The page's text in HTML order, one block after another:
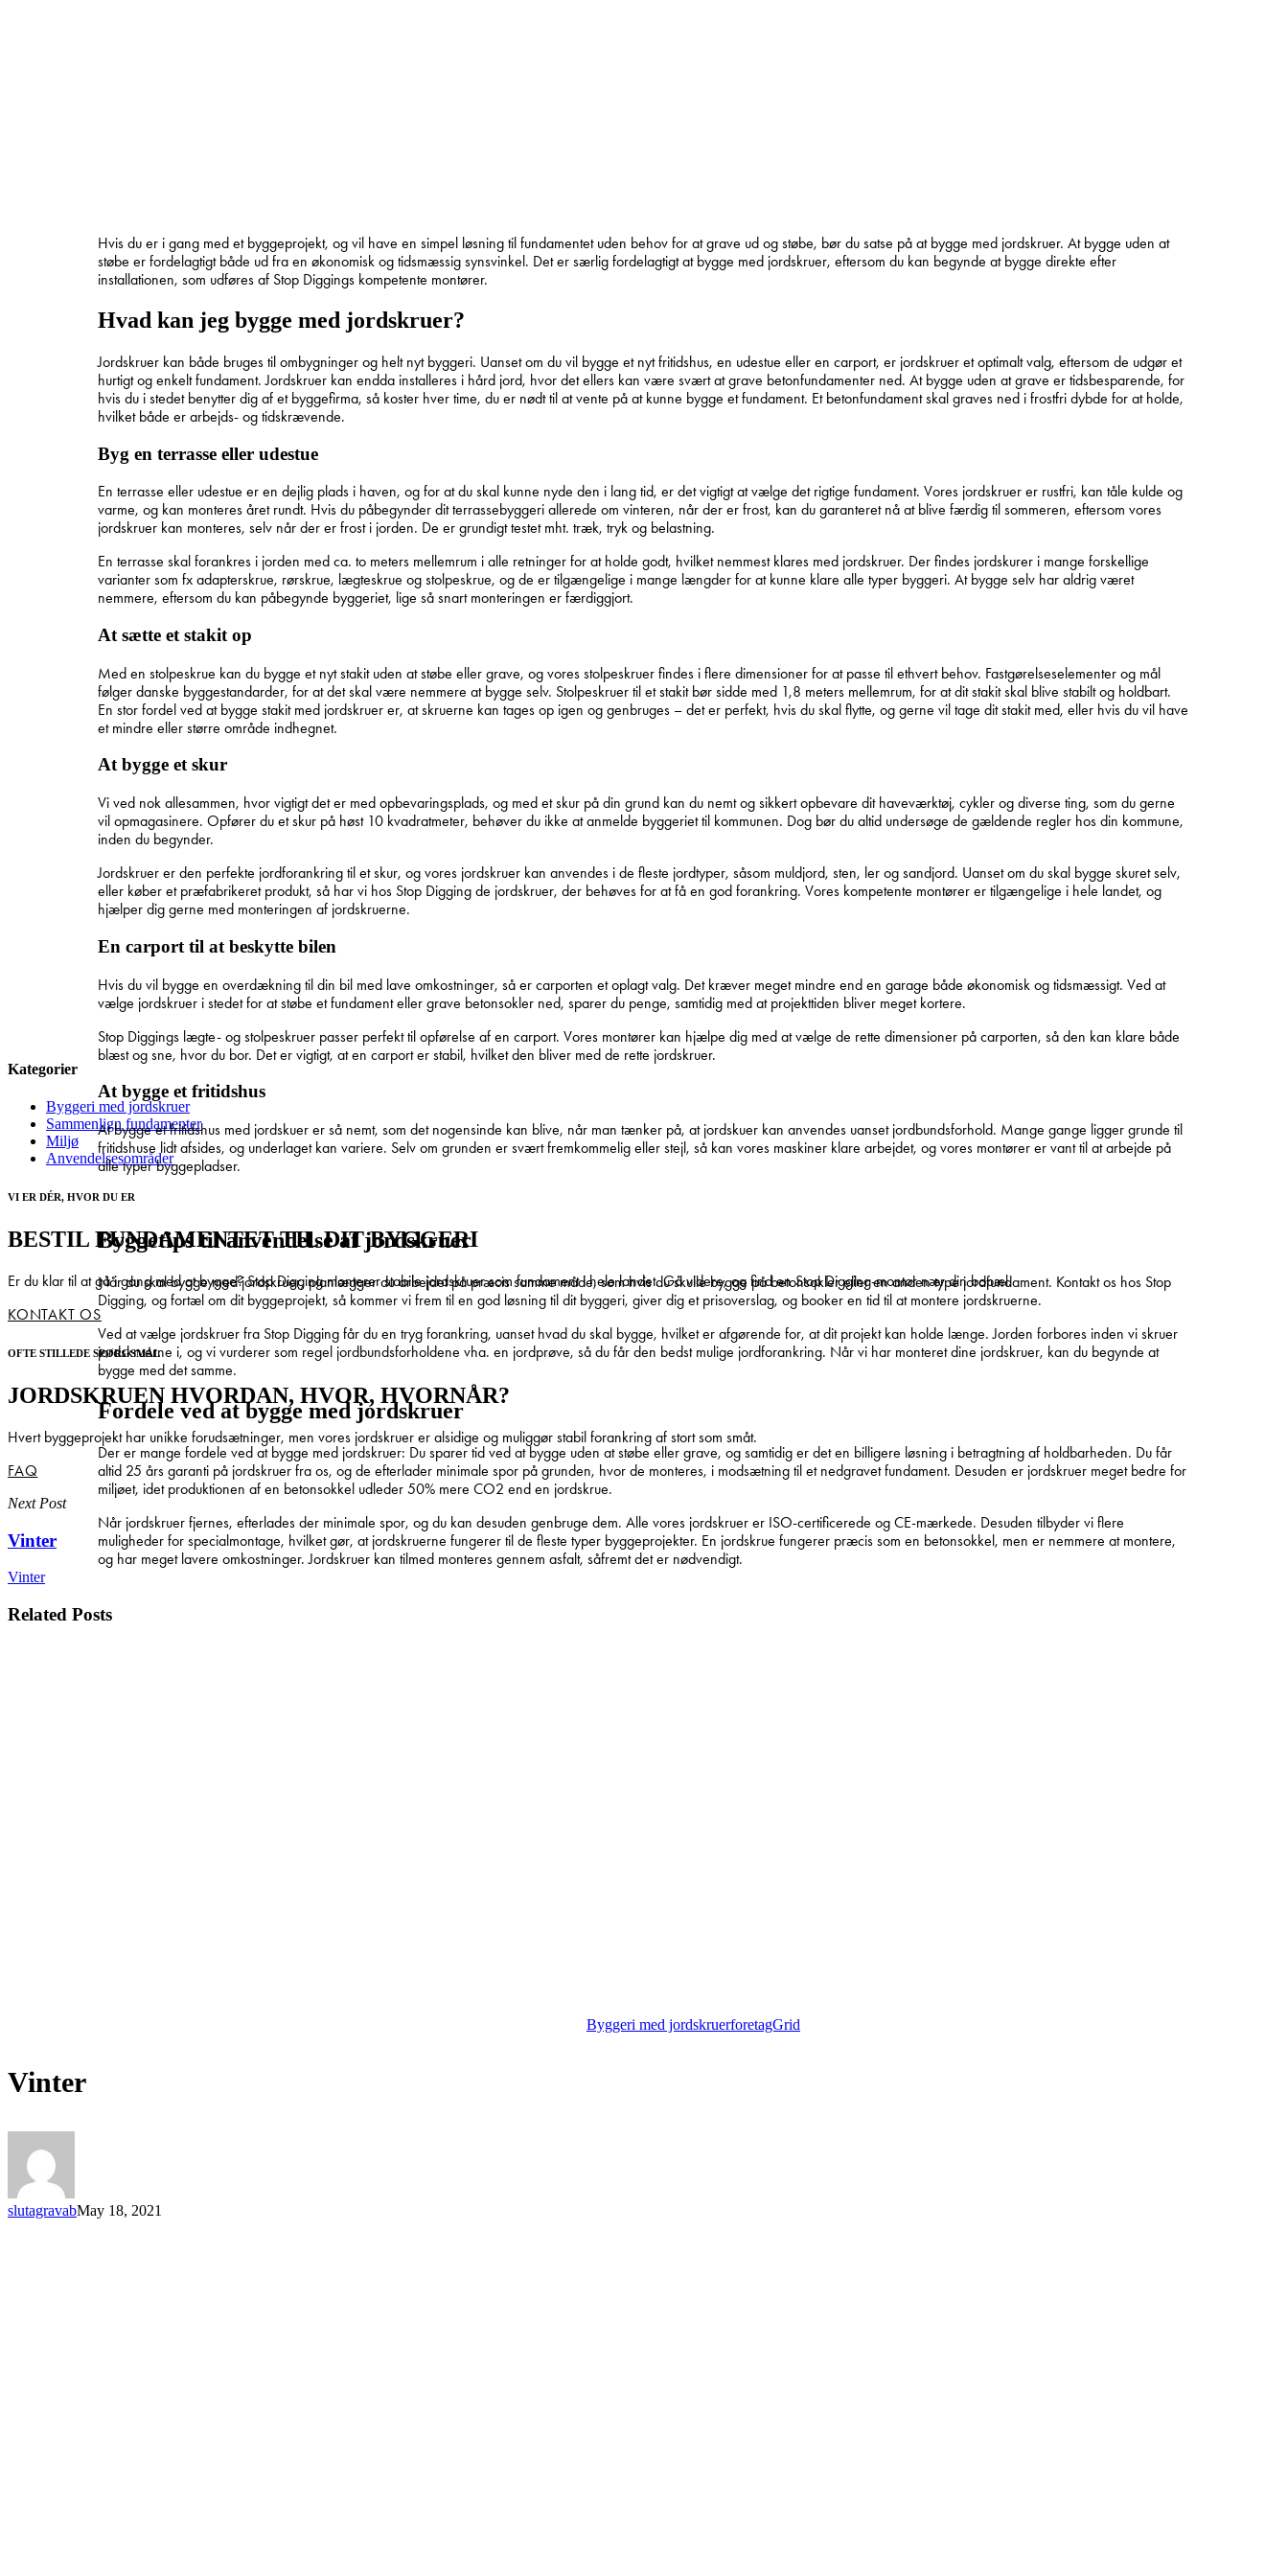
Hvis du er i gang med et byggeprojekt, og vil have en simpel løsning til fundamentet uden behov for at grave ud og støbe, bør du satse på at bygge med jordskruer. At bygge uden at
støbe er fordelagtigt både ud fra en økonomisk og tidsmæssig synsvinkel. Det er særlig fordelagtigt at bygge med jordskruer, eftersom du kan begynde at bygge direkte efter
installationen, som udføres af Stop Diggings kompetente montører.
Hvad kan jeg bygge med jordskruer?
Jordskruer kan både bruges til ombygninger og helt nyt byggeri. Uanset om du vil bygge et nyt fritidshus, en udestue eller en carport, er jordskruer et optimalt valg, eftersom de udgør et
hurtigt og enkelt fundament. Jordskruer kan endda installeres i hård jord, hvor det ellers kan være svært at grave betonfundamenter ned. At bygge uden at grave er tidsbesparende, for
hvis du i stedet benytter dig af et byggefirma, så koster hver time, du er nødt til at vente på at kunne bygge et fundament. Et betonfundament skal graves ned i frostfri dybde for at holde,
hvilket både er arbejds- og tidskrævende.
Byg en terrasse eller udestue
En terrasse eller udestue er en dejlig plads i haven, og for at du skal kunne nyde den i lang tid, er det vigtigt at vælge det rigtige fundament. Vores jordskruer er rustfri, kan tåle kulde og
varme, og kan monteres året rundt. Hvis du påbegynder dit terrassebyggeri allerede om vinteren, når der er frost, kan du garanteret nå at blive færdig til sommeren, eftersom vores
jordskruer kan monteres, selv når der er frost i jorden. De er grundigt testet mht. træk, tryk og belastning.
En terrasse skal forankres i jorden med ca. to meters mellemrum i alle retninger for at holde godt, hvilket nemmest klares med jordskruer. Der findes jordskurer i mange forskellige
varianter som fx adapterskrue, rørskrue, lægteskrue og stolpeskrue, og de er tilgængelige i mange længder for at kunne klare alle typer byggeri. At bygge selv har aldrig været
nemmere, eftersom du kan påbegynde byggeriet, lige så snart monteringen er færdiggjort.
At sætte et stakit op
Med en stolpeskrue kan du bygge et nyt stakit uden at støbe eller grave, og vores stolpeskruer findes i flere dimensioner for at passe til ethvert behov. Fastgørelseselementer og mål
følger danske byggestandarder, for at det skal være nemmere at bygge selv. Stolpeskruer til et stakit bør sidde med 1,8 meters mellemrum, for at dit stakit skal blive stabilt og holdbart.
En stor fordel ved at bygge stakit med jordskruer er, at skruerne kan tages op igen og genbruges – det er perfekt, hvis du skal flytte, og gerne vil tage dit stakit med, eller hvis du vil have
et mindre eller større område indhegnet.
At bygge et skur
Vi ved nok allesammen, hvor vigtigt det er med opbevaringsplads, og med et skur på din grund kan du nemt og sikkert opbevare dit haveværktøj, cykler og diverse ting, som du gerne
vil opmagasinere. Opfører du et skur på høst 10 kvadratmeter, behøver du ikke at anmelde byggeriet til kommunen. Dog bør du altid undersøge de gældende regler hos din kommune,
inden du begynder.
Jordskruer er den perfekte jordforankring til et skur, og vores jordskruer kan anvendes i de fleste jordtyper, såsom muldjord, sten, ler og sandjord. Uanset om du skal bygge skuret selv,
eller køber et præfabrikeret produkt, så har vi hos Stop Digging de jordskruer, der behøves for at få en god forankring. Vores kompetente montører er tilgængelige i hele landet, og
hjælper dig gerne med monteringen af jordskruerne.
En carport til at beskytte bilen
Hvis du vil bygge en overdækning til din bil med lave omkostninger, så er carporten et oplagt valg. Det kræver meget mindre end en garage både økonomisk og tidsmæssigt. Ved at
vælge jordskruer i stedet for at støbe et fundament eller grave betonsokler ned, sparer du penge, samtidig med at projekttiden bliver meget kortere.
Stop Diggings lægte- og stolpeskruer passer perfekt til opførelse af en carport. Vores montører kan hjælpe dig med at vælge de rette dimensioner på carporten, så den kan klare både
blæst og sne, hvor du bor. Det er vigtigt, at en carport er stabil, hvilket den bliver med de rette jordskruer.
At bygge et fritidshus
At bygge et fritidshus med jordskuer er så nemt, som det nogensinde kan blive, når man tænker på, at jordskuer kan anvendes uanset jordbundsforhold. Mange gange ligger grunde til
fritidshuse lidt afsides, og underlaget kan variere. Selv om grunden er svært fremkommelig eller stejl, så kan vores maskiner klare arbejdet, og vores montører er vant til at arbejde på
alle typer byggepladser.
Byggetips til anvendelse af jordskruer
Når du skal bygge med jordskruer, planlægger du arbejdet på præcis samme måde, som hvis du skulle bygge på betonsokler eller en anden type jordfundament. Kontakt os hos Stop
Digging, og fortæl om dit byggeprojekt, så kommer vi frem til en god løsning til dit byggeri, giver dig et prisoverslag, og booker en tid til at montere jordskruerne.
Ved at vælge jordskruer fra Stop Digging får du en tryg forankring, uanset hvad du skal bygge, hvilket er afgørende for, at dit projekt kan holde længe. Jorden forbores inden vi skruer
jordskruerne i, og vi vurderer som regel jordbundsforholdene vha. en jordprøve, så du får den bedst mulige jordforankring. Når vi har monteret dine jordskruer, kan du begynde at
bygge med det samme.
Fordele ved at bygge med jordskruer
Der er mange fordele ved at bygge med jordskruer: Du sparer tid ved at bygge uden at støbe eller grave, og samtidig er det en billigere løsning i betragtning af holdbarheden. Du får
altid 25 års garanti på jordskruer fra os, og de efterlader minimale spor på grunden, hvor de monteres, i modsætning til et nedgravet fundament. Desuden er jordskruer meget bedre for
miljøet, idet produktionen af en betonsokkel udleder 50% mereCO2 end en jordskrue.
Når jordskruer fjernes, efterlades der minimale spor, og du kan desuden genbruge dem. Alle vores jordskruer er ISO-certificerede og CE-mærkede. Desuden tilbyder vi flere
muligheder for specialmontage, hvilket gør, at jordskruerne fungerer til de fleste typer byggeprojekter. En jordskrue fungerer præcis som en betonsokkel, men er nemmere at montere,
og har meget lavere omkostninger. Jordskruer kan tilmed monteres gennem asfalt, såfremt det er nødvendigt.
Kategorier
Byggeri med jordskruer
Sammenlign fundamenter
Miljø
Anvendelsesområder
VI ER DÉR, HVOR DU ER
BESTIL FUNDAMENTET TIL DIT BYGGERI
Er du klar til at gå i gang med at bygge? Stop Digging monterer stabile jordskruer som fundament i hele landet. Gå videre, og find en Stop Digging-montør nær din bopæl.
KONTAKT OS
OFTE STILLEDE SPØRGSMÅL
JORDSKRUEN HVORDAN, HVOR, HVORNÅR?
Hvert byggeprojekt har unikke forudsætninger, men vores jordskruer er alsidige og muliggør stabil forankring af stort som småt.
FAQ
Next Post
Vinter
Vinter
Related Posts
Byggeri med jordskruerforetagGrid
Vinter
slutagravabMay 18, 2021